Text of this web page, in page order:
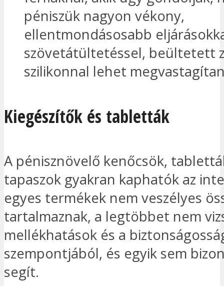
péniszük nagyon vékony,
ellentmondásosabb
szövetátültetéssel, beültetett
szilikonnal lehet
Kiegészítők és tabletták
A pénisznövelő kenőcsök,
tapaszok gyakran kaphatók az
egyes termékek nem veszélyes
tartalmaznak, a legtöbbet nem
mellékhatások és a
szempontjából, és egyik sem
segít.